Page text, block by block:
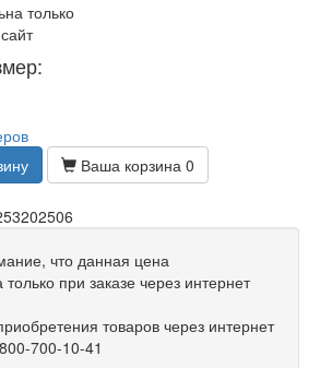
только
Ваша корзина 0
что данная цена
только при заказе через интернет
товаров через интернет
700-10-41